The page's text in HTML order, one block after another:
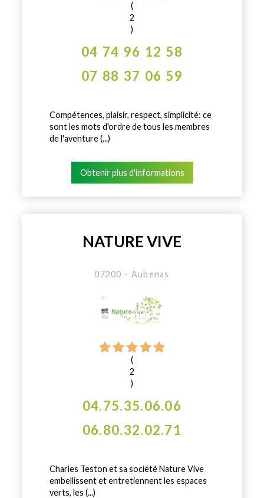
(
2
)
04 74 96 12 58
07 88 37 06 59
Compétences, plaisir, respect, simplicité: ce
sont les mots d'ordre de tous les membres
de l'aventure (...)
Obtenir plus d'informations
NATURE VIVE
07200 - Aubenas
(
2
)
04.75.35.06.06
06.80.32.02.71
Charles Teston et sa société Nature Vive
embellissent et entretiennent les espaces
verts, les (...)